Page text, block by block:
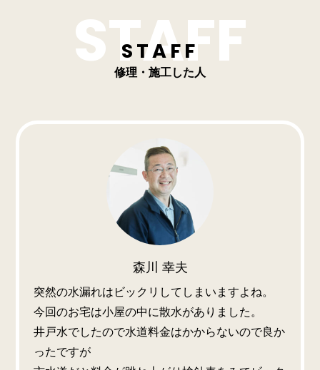
STAFF
修理・施工した人
森川 幸夫
突然の水漏れはビックリしてしまいますよね。
今回のお宅は小屋の中に散水がありました。
井戸水でしたので水道料金はかからないので良か
ったですが